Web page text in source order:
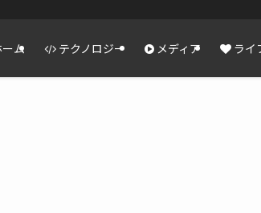
ーム テクノロジー メディア ライ